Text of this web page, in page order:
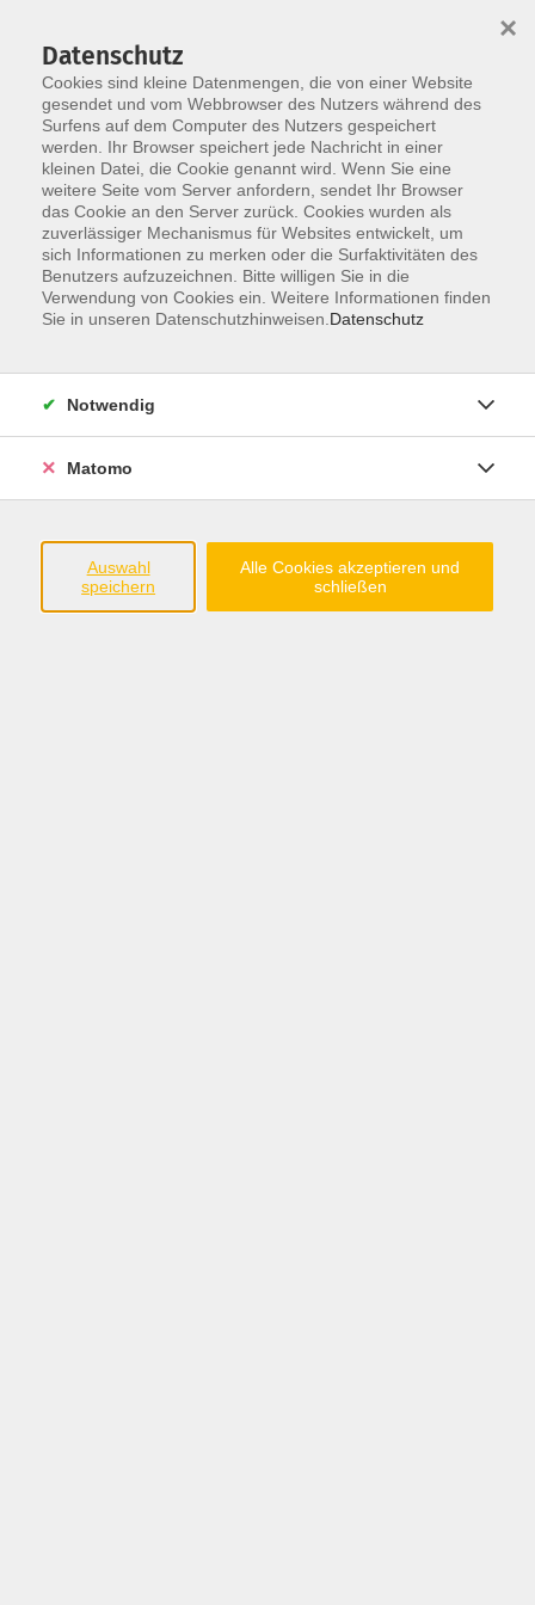
Skip to main content
Die Kategorie konnte nicht gefunden werden.
im Landkreis Grafschaft Bentheim e.V.
Steinmaate 2
Datenschutz
Cookies sind kleine Datenmengen, die von einer Website
gesendet und vom Webbrowser des Nutzers während des
Surfens auf dem Computer des Nutzers gespeichert
werden. Ihr Browser speichert jede Nachricht in einer
kleinen Datei, die Cookie genannt wird. Wenn Sie eine
weitere Seite vom Server anfordern, sendet Ihr Browser
das Cookie an den Server zurück. Cookies wurden als
zuverlässiger Mechanismus für Websites entwickelt, um
sich Informationen zu merken oder die Surfaktivitäten des
Benutzers aufzuzeichnen. Bitte willigen Sie in die
Verwendung von Cookies ein. Weitere Informationen finden
Sie in unseren Datenschutzhinweisen. Datenschutz
×
Notwendig
Matomo
Auswahl
speichern
Alle Cookies akzeptieren und
schließen